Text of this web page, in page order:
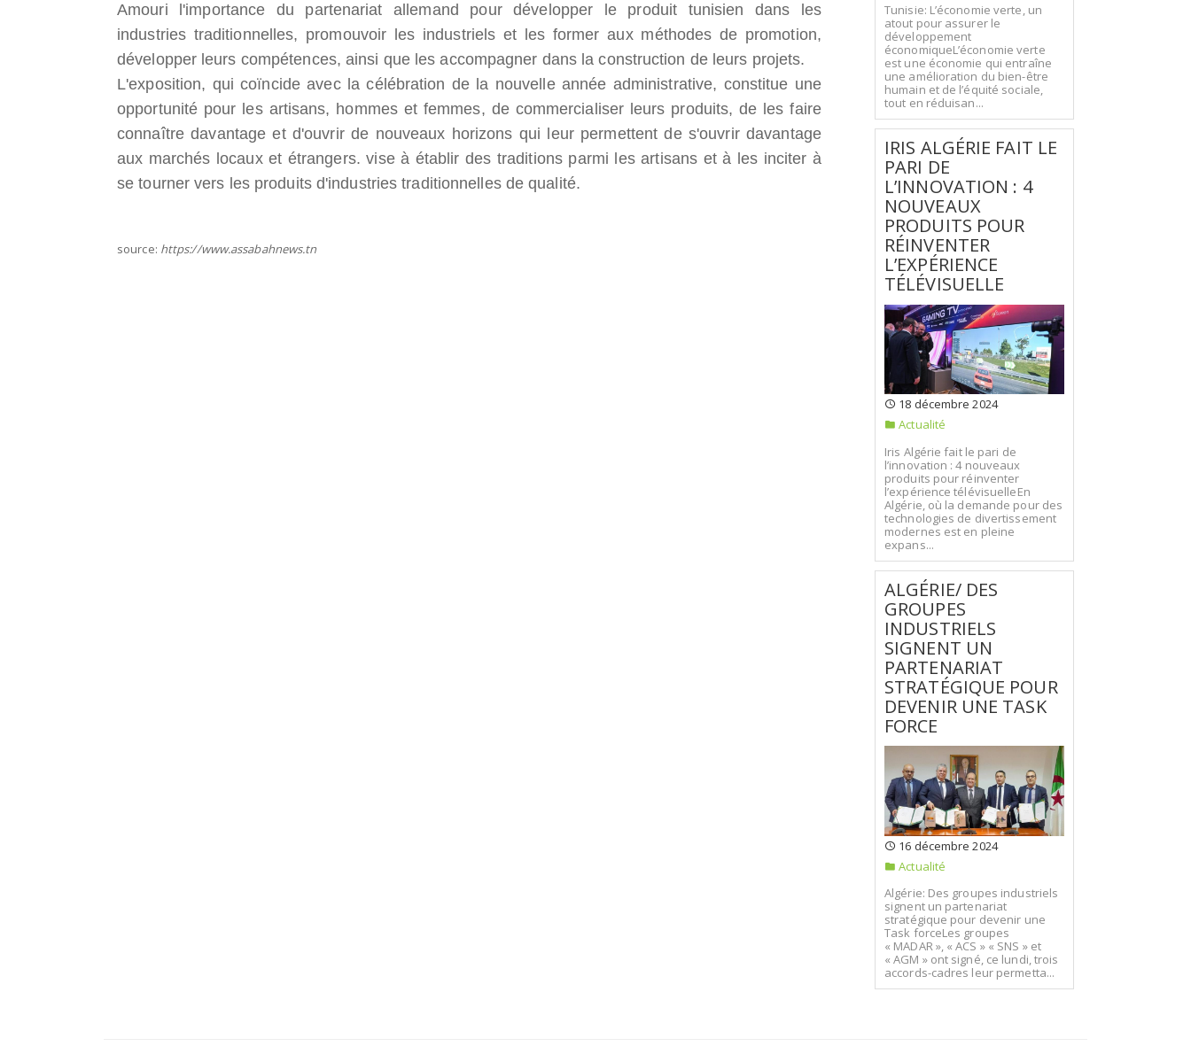
Amouri l'importance du partenariat allemand pour développer le produit tunisien dans les
industries traditionnelles, promouvoir les industriels et les former aux méthodes de promotion,
développer leurs compétences, ainsi que les accompagner dans la construction de leurs projets.
L'exposition, qui coïncide avec la célébration de la nouvelle année administrative, constitue une
opportunité pour les artisans, hommes et femmes, de commercialiser leurs produits, de les faire
connaître davantage et d'ouvrir de nouveaux horizons qui leur permettent de s'ouvrir davantage
aux marchés locaux et étrangers. vise à établir des traditions parmi les artisans et à les inciter à
se tourner vers les produits d'industries traditionnelles de qualité.
source: https://www.assabahnews.tn
Tunisie: L’économie verte, un
atout pour assurer le
développement
économiqueL’économie verte
est une économie qui entraîne
une amélioration du bien-être
humain et de l’équité sociale,
tout en réduisan...
IRIS ALGÉRIE FAIT LE
PARI DE
L’INNOVATION : 4
NOUVEAUX
PRODUITS POUR
RÉINVENTER
L’EXPÉRIENCE
TÉLÉVISUELLE
18 décembre 2024
Actualité
Iris Algérie fait le pari de
l’innovation : 4 nouveaux
produits pour réinventer
l’expérience télévisuelleEn
Algérie, où la demande pour des
technologies de divertissement
modernes est en pleine
expans...
ALGÉRIE/ DES
GROUPES
INDUSTRIELS
SIGNENT UN
PARTENARIAT
STRATÉGIQUE POUR
DEVENIR UNE TASK
FORCE
16 décembre 2024
Actualité
Algérie: Des groupes industriels
signent un partenariat
stratégique pour devenir une
Task forceLes groupes
« MADAR », « ACS » « SNS » et
« AGM » ont signé, ce lundi, trois
accords-cadres leur permetta...